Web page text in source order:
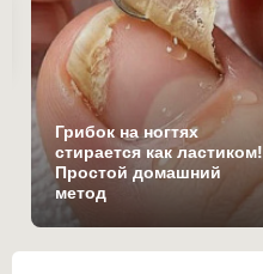
Грибок на ногтях
стирается как ластиком!
Простой домашний
метод